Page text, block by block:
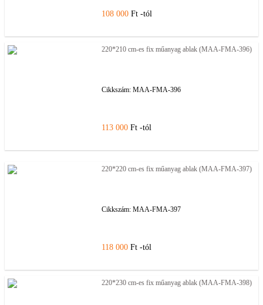
108 000 Ft -tól
220*210 cm-es fix műanyag ablak (MAA-FMA-396)
Cikkszám: MAA-FMA-396
113 000 Ft -tól
220*220 cm-es fix műanyag ablak (MAA-FMA-397)
Cikkszám: MAA-FMA-397
118 000 Ft -tól
220*230 cm-es fix műanyag ablak (MAA-FMA-398)